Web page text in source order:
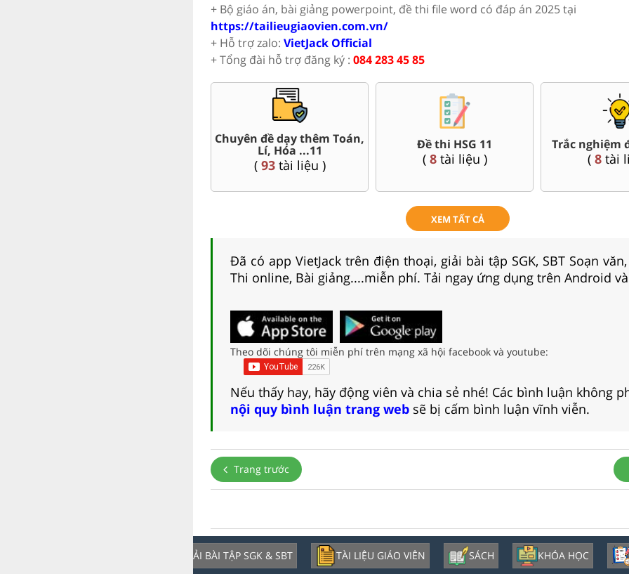
+ Bộ giáo án, bài giảng powerpoint, đề thi file word có đáp án 2025 tại
https://tailieugiaovien.com.vn/
+ Hỗ trợ zalo: VietJack Official
+ Tổng đài hỗ trợ đăng ký : 084 283 45 85
Đề thi HSG 11
tài liệu )
Trắc nghiệm đúng sai 11
tài liệu )
Đề thi giữa kì, cuối kì
tài liệu )
XEM TẤT CẢ
Đã có app VietJack trên điện thoại, giải bài tập SGK, SBT Soạn
Thi online, Bài giảng....miễn phí. Tải ngay ứng dụng trên Android
Theo dõi chúng tôi miễn phí trên mạng xã hội facebook và youtube:
Nếu thấy hay, hãy động viên và chia sẻ nhé! Các bình luận không
nội quy bình luận trang web sẽ bị cấm bình luận vĩnh viễn.
Trang trước
GIẢI BÀI TẬP SGK & SBT TÀI LIỆU GIÁO VIÊN SÁCH KHÓA HỌC